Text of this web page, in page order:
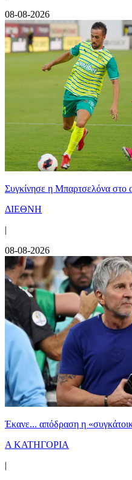
08-08-2026
Συγκίνησε η Μπαρτσελόνα στο
ΔΙΕΘΝΗ
|
08-08-2026
Έκανε... απόδραση η
Α ΚΑΤΗΓΟΡΙΑ
|